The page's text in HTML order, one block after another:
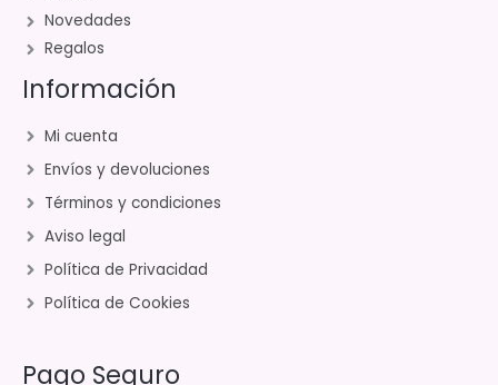
Novedades
Regalos
Información
Mi cuenta
Envíos y devoluciones
Términos y condiciones
Aviso legal
Política de Privacidad
Política de Cookies
Pago Seguro